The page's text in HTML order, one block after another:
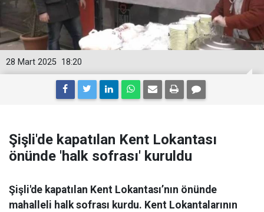
18:20
28 Mart 2025
Şişli'de kapatılan Kent Lokantası
önünde 'halk sofrası' kuruldu
Şişli'de kapatılan Kent Lokantası’nın önünde
mahalleli halk sofrası kurdu. Kent Lokantalarının